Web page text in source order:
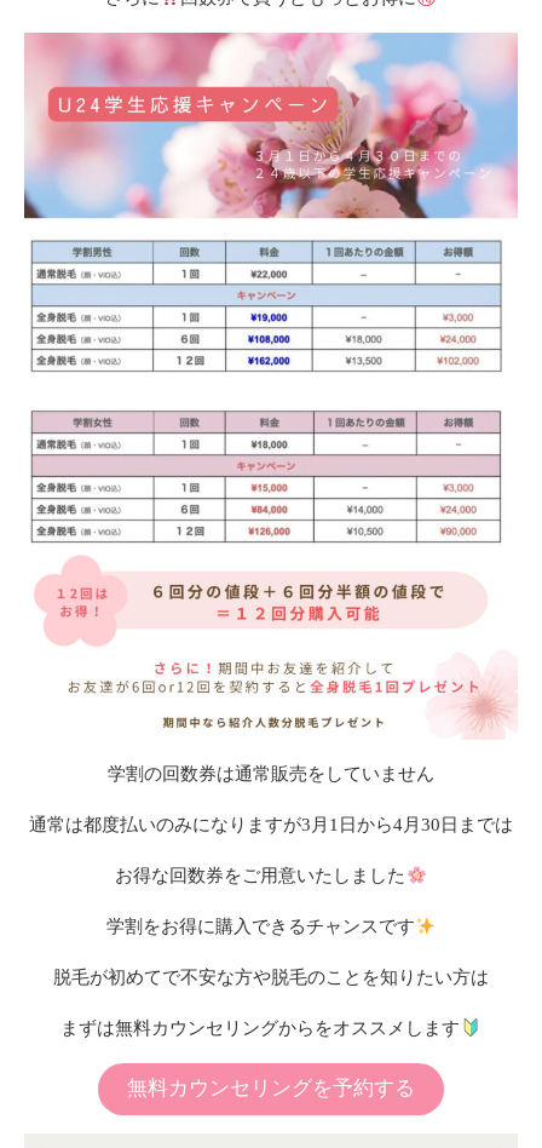
学割の回数券は通常販売をしていません
通常は都度払いのみになりますが3月1日から4月30日までは
お得な回数券をご用意いたしました
学割をお得に購入できるチャンスです
脱毛が初めてで不安な方や脱毛のことを知りたい方は
まずは無料カウンセリングからをオススメします
無料カウンセリングを予約する